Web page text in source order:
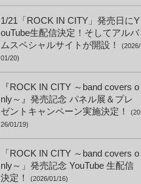
1/21「ROCK IN CITY」発売日にY
ouTube生配信決定！そしてアルバ
ムスペシャルサイトが開設！
(2026/
01/20)
『ROCK IN CITY ～band covers o
nly～』発売記念 パネル展＆プレ
ゼントキャンペーン実施決定！
(20
26/01/19)
「ROCK IN CITY ～band covers o
nly～」発売記念 YouTube 生配信
決定！
(2026/01/16)